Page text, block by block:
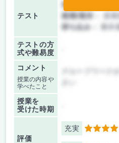
テスト
前期/中間：
後期/期末：
授業
持ち込み：
教科
テストの方
式や難易度
コメント
授業の内容や
学べたこと
グループワーク
授業を
受けた時期
評価
充実 4